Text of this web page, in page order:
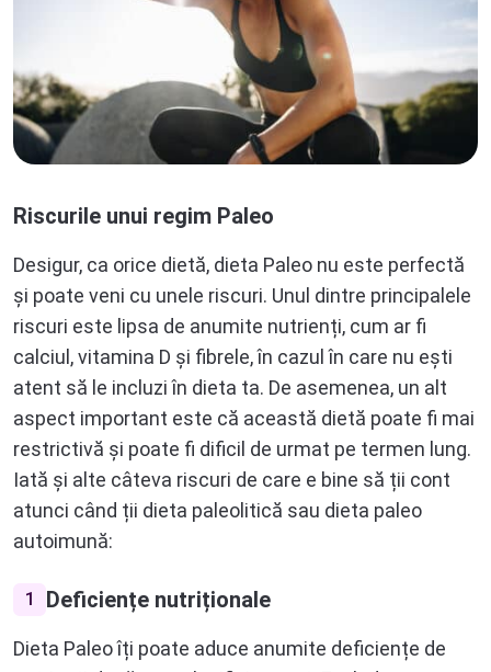
Riscurile unui regim Paleo
Desigur, ca orice dietă, dieta Paleo nu este perfectă
și poate veni cu unele riscuri. Unul dintre principalele
riscuri este lipsa de anumite nutrienți, cum ar fi
calciul, vitamina D și fibrele, în cazul în care nu ești
atent să le incluzi în dieta ta. De asemenea, un alt
aspect important este că această dietă poate fi mai
restrictivă și poate fi dificil de urmat pe termen lung.
Iată și alte câteva riscuri de care e bine să ții cont
atunci când ții dieta paleolitică sau dieta paleo
autoimună:
1 Deficiențe nutriționale
Dieta Paleo îți poate aduce anumite deficiențe de